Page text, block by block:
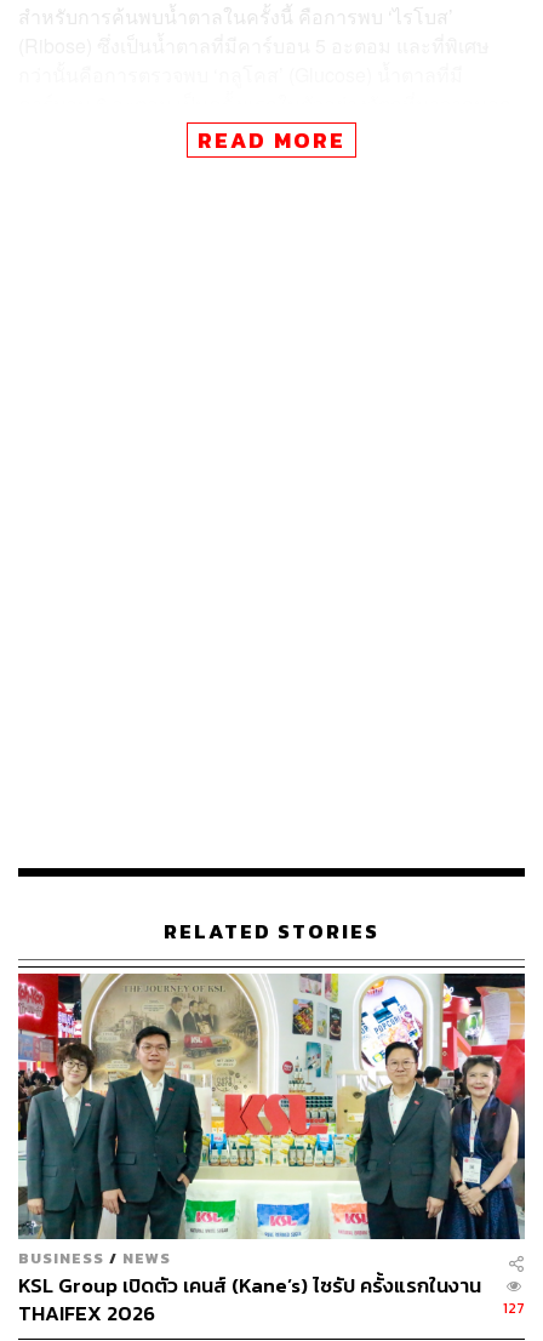
สำหรับการค้นพบน้ำตาลในครั้งนี้ คือการพบ ‘ไรโบส’
ก่อนที่จะวิวัฒนาการมาใช้ DNA ในภายหลัง
นอกจากนี้ คณะนักดาราศาสตร์อีกกลุ่ม ยังได้พบสสารที่มี
คุณสมบัติคล้ายหมากฝรั่ง ที่ครั้งหนึ่งเคยอ่อนนุ่มและยืดหยุ่น
มาก่อนในอดีตกาล แต่ปัจจุบันมันได้แข็งตัวไปเป็นที่เรียบร้อย
อยู่ในตัวอย่างหินจากดาวเคราะห์น้อยเบนนูเช่นกัน
สสารดังกล่าวประกอบไปด้วยวัสดุคล้ายโพลิเมอร์ อัน
ประกอบด้วยไนโตรเจนและออกซิเจนเป็นจำนวนมาก ซึ่งนี่
เป็นลักษณะของสสารที่ไม่เคยถูกพบมาก่อน จากก้อนหินใด ๆ
ก็ตามที่มาจากอวกาศ ซึ่งโครงสร้างของโมเลกุลที่ซับซ้อน
เช่นนี้ อาจเป็นสารตั้งต้นทางเคมีที่ช่วยเริ่มต้นการกำเนิดชีวิต
บนโลกได้ และการตรวจพบในครั้งนี้ อาจช่วยให้นัก
ดาราศาสตร์เข้าใจว่าชีวิตเริ่มต้นขึ้นมาได้อย่างไร และมี
โอกาสพบชีวิตบนดาวดวงอื่นได้หรือไม่อีกด้วย
READ MORE
RELATED STORIES
BUSINESS / NEWS
KSL Group เปิดตัว เคนส์ (Kane’s) ไซรัป ครั้งแรกในงาน
THAIFEX 2026
127